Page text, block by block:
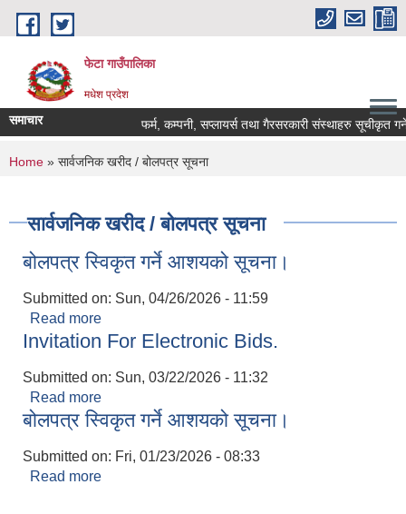
Skip to main content
फेटा गाउँपालिका
मधेश प्रदेश
समाचार फर्म, कम्पनी, सप्लायर्स तथा गैरसरकारी संस्थाहरु सूचीकृत
You are here
Home » सार्वजनिक खरीद / बोलपत्र सूचना
सार्वजनिक खरीद / बोलपत्र सूचना
बोलपत्र स्विकृत गर्ने आशयको सूचना।
Submitted on: Sun, 04/26/2026 - 11:59
Read more
Invitation For Electronic Bids.
Submitted on: Sun, 03/22/2026 - 11:32
Read more
बोलपत्र स्विकृत गर्ने आशयको सूचना।
Submitted on: Fri, 01/23/2026 - 08:33
Read more